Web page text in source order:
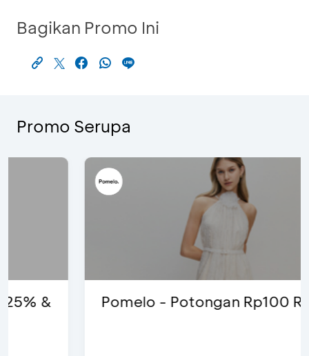
Bagikan Promo Ini
Promo Serupa
Pomelo - Potongan Rp100 Ribu